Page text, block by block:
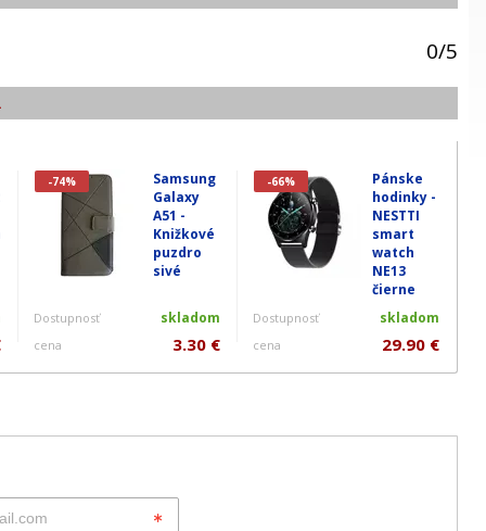
0/5
-74%
Samsung
Galaxy
A51 -
Knižkové
puzdro
sivé
Dostupnosť skladom
cena 3.30 €
-66%
Pánske
hodinky -
NESTTI
smart
watch
NE13
čierne
Dostupnosť skladom
cena 29.90 €